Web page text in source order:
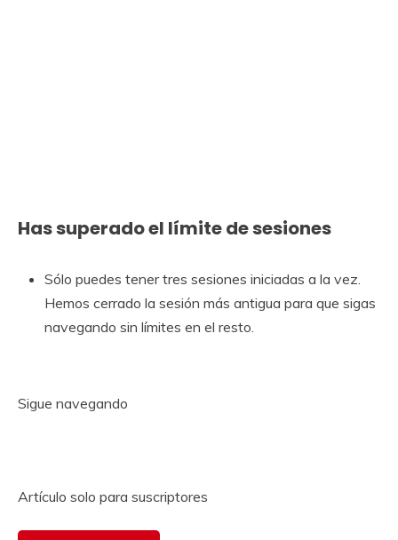
Has superado el límite de sesiones
Sólo puedes tener tres sesiones iniciadas a la vez.
Hemos cerrado la sesión más antigua para que sigas
navegando sin límites en el resto.
Sigue navegando
Artículo solo para suscriptores